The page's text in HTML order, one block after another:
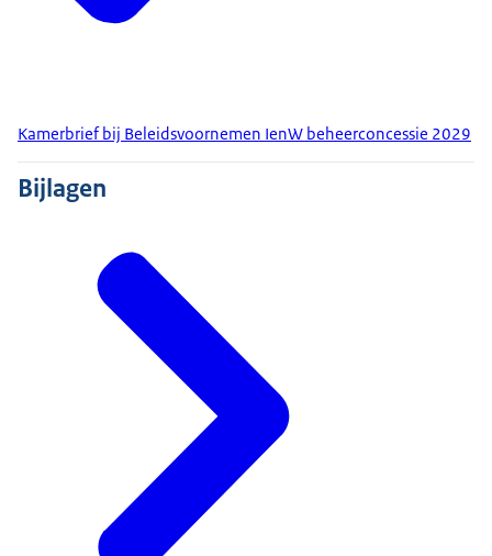
Kamerbrief bij Beleidsvoornemen IenW beheerconcessie 2029
Bijlagen